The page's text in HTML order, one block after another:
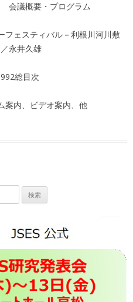
会議概要・プログラム
フェスティバル－利根川河川敷
永井久雄
総目次
案内、ビデオ案内、他